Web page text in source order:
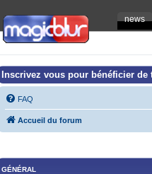
news
Inscrivez vous pour bénéficier
FAQ
Accueil du forum
GÉNÉRAL